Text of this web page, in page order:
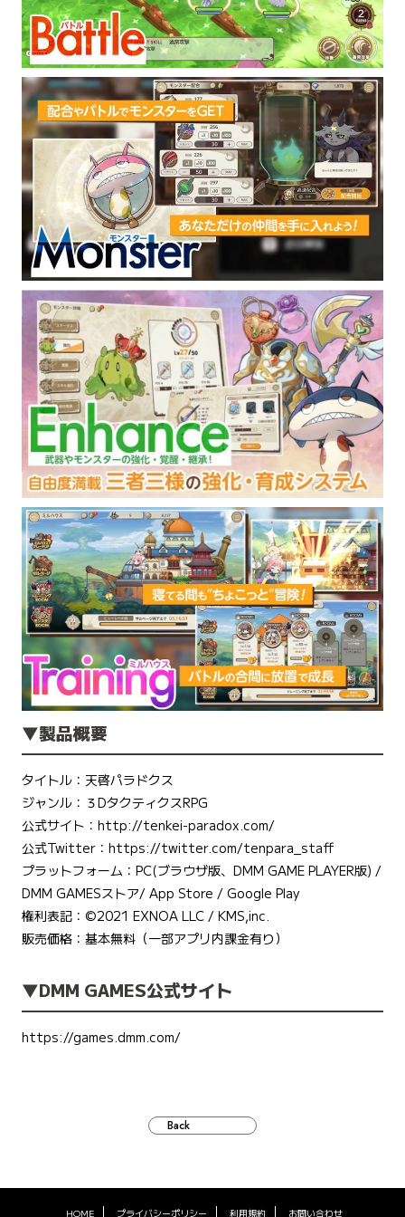
▼製品概要
タイトル：天啓パラドクス
ジャンル：３DタクティクスRPG
公式サイト： http://tenkei-paradox.com/
公式Twitter： https://twitter.com/tenpara_staff
プラットフォーム：PC(ブラウザ版、DMM GAME PLAYER版) /
DMM GAMESストア/ App Store / Google Play
権利表記：©️2021 EXNOA LLC / KMS,inc.
販売価格：基本無料（一部アプリ内課金有り）
▼DMM GAMES公式サイト
https://games.dmm.com/
Back
HOME プライバシーポリシー 利用規約 お問い合わせ